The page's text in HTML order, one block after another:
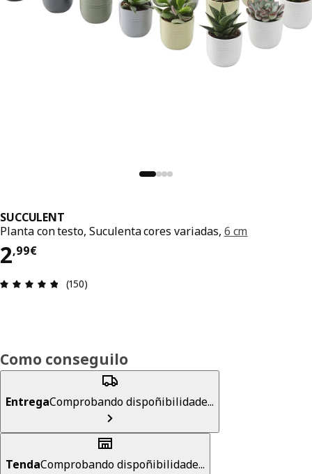
SUCCULENT
Planta con testo, Suculenta cores variadas, 6 cm
2,99€
2,99€
Recensión: 4.8 de 5 estrelas. Revisións totais:
(150)
Como conseguilo
EntregaComprobando dispoñibilidade...
TendaComprobando dispoñibilidade...